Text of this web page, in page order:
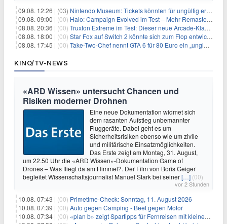
09.08. 12:26 | (03) Nintendo Museum: Tickets könnten für ungültig erklärt werden!
09.08. 09:00 | (00) Halo: Campaign Evolved im Test – Mehr Remaster als Remake
08.08. 20:36 | (00) Truxton Extreme im Test: Dieser neue Arcade-Klassiker verzeiht dir gar nichts
08.08. 18:00 | (00) Star Fox auf Switch 2 könnte sich zum Flop entwickeln
08.08. 17:45 | (00) Take-Two-Chef nennt GTA 6 für 80 Euro ein „unglaubliches Schnäppchen“
KINO/TV-NEWS
«ARD Wissen» untersucht Chancen und
Risiken moderner Drohnen
Eine neue Dokumentation widmet sich
dem rasanten Aufstieg unbemannter
Fluggeräte. Dabei geht es um
Sicherheitsrisiken ebenso wie um zivile
und militärische Einsatzmöglichkeiten.
Das Erste zeigt am Montag, 31. August,
um 22.50 Uhr die «ARD Wissen»-Dokumentation Game of
Drones – Was fliegt da am Himmel?. Der Film von Boris Geiger
begleitet Wissenschaftsjournalist Manuel Stark bei seiner[…] (00)
vor 2 Stunden
10.08. 07:43 | (00) Primetime-Check: Sonntag, 11. August 2026
10.08. 07:39 | (00) Auto gegen Camping - Beet gegen Motor
10.08. 07:34 | (00) «plan b» zeigt Spartipps für Fernreisen mit kleinem Budget